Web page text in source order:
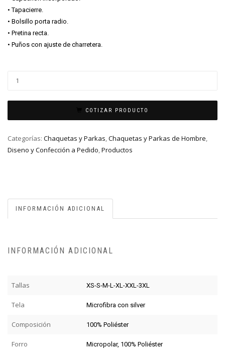
• Tapacierre.
• Bolsillo porta radio.
• Pretina recta.
• Puños con ajuste de charretera.
COTIZAR PRODUCTO
Categorías: Chaquetas y Parkas,Chaquetas y Parkas de Hombre,
Diseno y Confección a Pedido,Productos
INFORMACIÓN ADICIONAL
INFORMACIÓN ADICIONAL
Tallas XS-S-M-L-XL-XXL-3XL
Tela Microfibra con silver
Composición 100% Poliéster
Forro Micropolar, 100% Poliéster